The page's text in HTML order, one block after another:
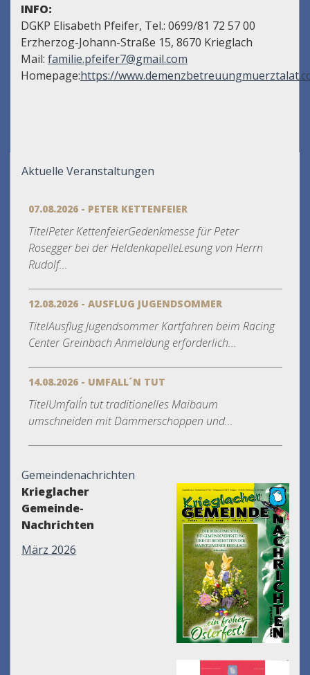
INFO:
DGKP Elisabeth Pfeifer, Tel.: 0699/81 72 57 00
Erzherzog-Johann-Straße 15, 8670 Krieglach
Mail: familie.pfeifer7@gmail.com
Homepage:https://
Aktuelle Veranstaltungen
07.08.2026 - PETER KETTENFEIER
TitelPeter KettenfeierGedenkmesse für Peter
Rosegger bei der HeldenkapelleLesung von Herrn
Rudolf...
12.08.2026 - AUSFLUG JUGENDSOMMER
TitelAusflug Jugendsommer Kartfahren beim Racing
Center Greinbach Anmeldung erforderlich...
14.08.2026 - UMFALL´N TUT
TitelUmfall´n tut traditionelles Maibaum
umschneiden mit Dämmerschoppen und...
Gemeindenachrichten
Krieglacher
Gemeinde-
Nachrichten
März 2026